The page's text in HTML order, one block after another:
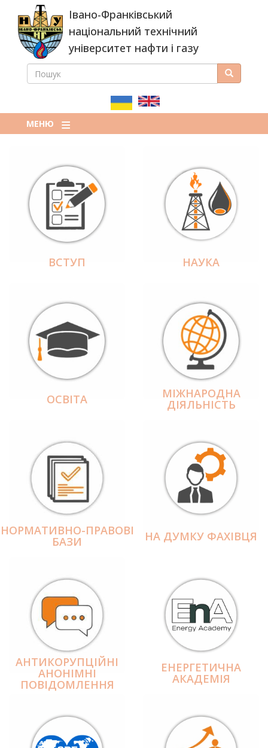
основного
вмісту
Івано-Франківський
національний технічний
університет нафти і газу
ПОШУКОВА
ПОШУК Пошук
МЕНЮ
ВСТУП НАУКА
ОСВІТА МІЖНАРОДНА
ДІЯЛЬНІCТЬ
НОРМАТИВНО-ПРАВОВІ
БАЗИ НА ДУМКУ ФАХІВЦЯ
АНТИКОРУПЦІЙНІ
АНОНІМНІ
ПОВІДОМЛЕННЯ
ЕНЕРГЕТИЧНА
АКАДЕМІЯ